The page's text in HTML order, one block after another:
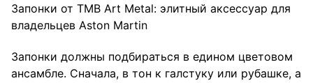
Запонки от TMB Art Metal: элитный аксессуар для
владельцев Aston Martin
Запонки должны подбираться в едином цветовом
ансамбле. Сначала, в тон к галстуку или рубашке, а